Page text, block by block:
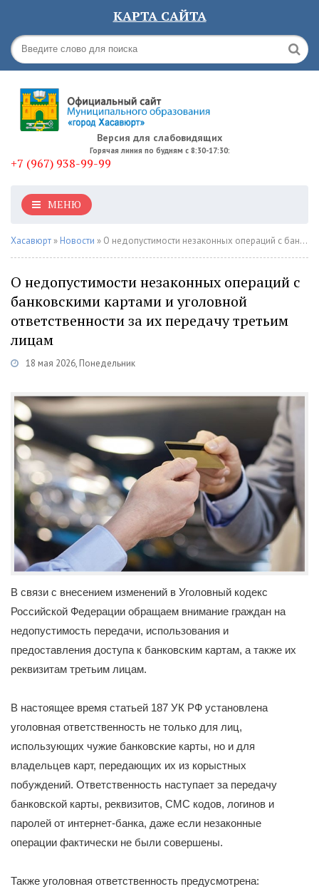
КАРТА САЙТА
Версия для слабовидящих
Горячая линия по будням с 8:30-17:30:
+7 (967) 938-99-99
МЕНЮ
Хасавюрт » Новости » О недопустимости незаконных операций с банковскими картами и уголовной ответственности за их передачу третьим лицам
О недопустимости незаконных операций с
банковскими картами и уголовной
ответственности за их передачу третьим
лицам
18 мая 2026, Понедельник
В связи с внесением изменений в Уголовный кодекс
Российской Федерации обращаем внимание граждан на
недопустимость передачи, использования и
предоставления доступа к банковским картам, а также их
реквизитам третьим лицам.
В настоящее время статьей 187 УК РФ установлена
уголовная ответственность не только для лиц,
использующих чужие банковские карты, но и для
владельцев карт, передающих их из корыстных
побуждений. Ответственность наступает за передачу
банковской карты, реквизитов, СМС кодов, логинов и
паролей от интернет-банка, даже если незаконные
операции фактически не были совершены.
Также уголовная ответственность предусмотрена: